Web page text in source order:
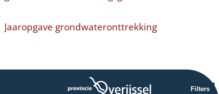
Jaaropgave grondwateronttrekking
Filters